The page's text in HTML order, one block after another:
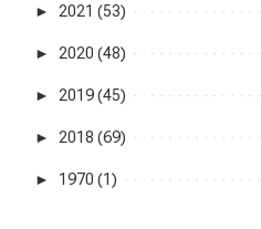
► 2021 (53)
► 2020 (48)
► 2019 (45)
► 2018 (69)
► 1970 (1)